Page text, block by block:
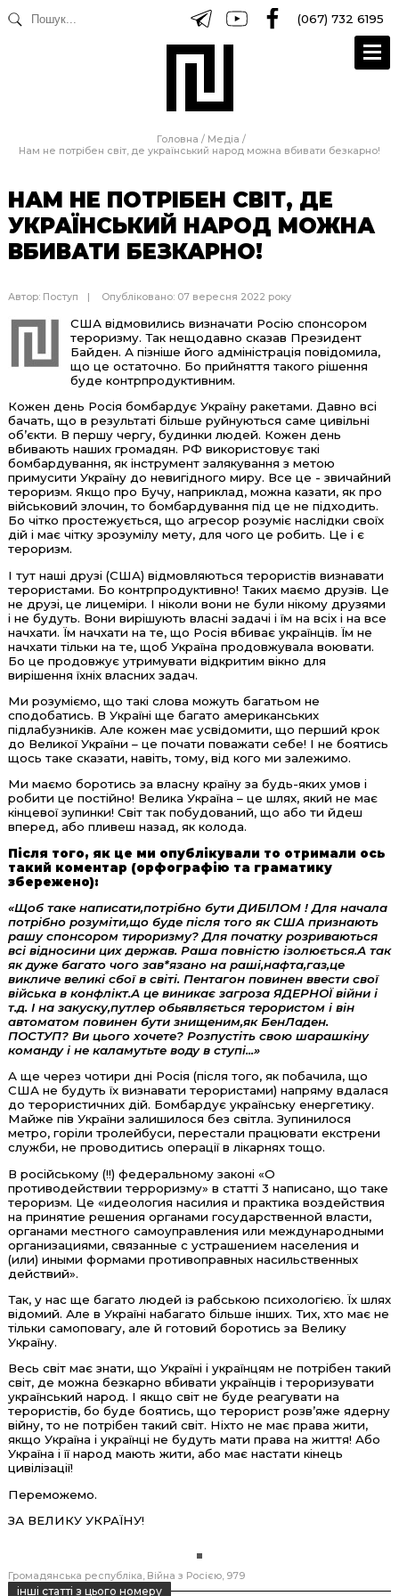
(067) 732 6195
Головна / Медіа /
Нам не потрібен світ, де український народ можна вбивати безкарно!
НАМ НЕ ПОТРІБЕН СВІТ, ДЕ
УКРАЇНСЬКИЙ НАРОД МОЖНА
ВБИВАТИ БЕЗКАРНО!
Автор: Поступ Опубліковано: 07 вересня 2022 року
США відмовились визначати Росію спонсором
тероризму. Так нещодавно сказав Президент
Байден. А пізніше його адміністрація повідомила,
що це остаточно. Бо прийняття такого рішення
буде контрпродуктивним.
Кожен день Росія бомбардує Україну ракетами. Давно всі
бачать, що в результаті більше руйнуються саме цивільні
об’єкти. В першу чергу, будинки людей. Кожен день
вбивають наших громадян. РФ використовує такі
бомбардування, як інструмент залякування з метою
примусити Україну до невигідного миру. Все це - звичайний
тероризм. Якщо про Бучу, наприклад, можна казати, як про
військовий злочин, то бомбардування під це не підходить.
Бо чітко простежується, що агресор розуміє наслідки своїх
дій і має чітку зрозумілу мету, для чого це робить. Це і є
тероризм.
І тут наші друзі (США) відмовляються терористів визнавати
терористами. Бо контрпродуктивно! Таких маємо друзів. Це
не друзі, це лицеміри. І ніколи вони не були нікому друзями
і не будуть. Вони вирішують власні задачі і їм на всіх і на все
начхати. Їм начхати на те, що Росія вбиває українців. Їм не
начхати тільки на те, щоб Україна продовжувала воювати.
Бо це продовжує утримувати відкритим вікно для
вирішення їхніх власних задач.
Ми розуміємо, що такі слова можуть багатьом не
сподобатись. В Україні ще багато американських
підлабузників. Але кожен має усвідомити, що перший крок
до Великої України – це почати поважати себе! І не боятись
щось таке сказати, навіть, тому, від кого ми залежимо.
Ми маємо боротись за власну країну за будь-яких умов і
робити це постійно! Велика Україна – це шлях, який не має
кінцевої зупинки! Світ так побудований, що або ти йдеш
вперед, або пливеш назад, як колода.
Після того, як це ми опублікували то отримали ось
такий коментар (орфографію та граматику
збережено):
«Щоб таке написати,потрібно бути ДИБІЛОМ ! Для начала
потрібно розуміти,що буде після того як США признають
рашу спонсором тироризму? Для початку розриваються
всі відносини цих держав. Раша повністю ізолюється.А так
як дуже багато чого зав*язано на раші,нафта,газ,це
викличе великі сбої в світі. Пентагон повинен ввести свої
війська в конфлікт.А це виникає загроза ЯДЕРНОЇ війни і
т.д. І на закуску,путлер обьявляється терористом і він
автоматом повинен бути знищеним,як БенЛаден.
ПОСТУП? Ви цього хочете? Розпустіть свою шарашкіну
команду і не каламутьте воду в ступі...»
А ще через чотири дні Росія (після того, як побачила, що
США не будуть їх визнавати терористами) напряму вдалася
до терористичних дій. Бомбардує українську енергетику.
Майже пів України залишилося без світла. Зупинилося
метро, горіли тролейбуси, перестали працювати екстрени
служби, не проводитись операції в лікарнях тощо.
В російському (!!) федеральному законі «О
противодействии терроризму» в статті 3 написано, що таке
тероризм. Це «идеология насилия и практика воздействия
на принятие решения органами государственной власти,
органами местного самоуправления или международными
организациями, связанные с устрашением населения и
(или) иными формами противоправных насильственных
действий».
Так, у нас ще багато людей із рабською психологією. Їх шлях
відомий. Але в Україні набагато більше інших. Тих, хто має не
тільки самоповагу, але й готовий боротись за Велику
Україну.
Весь світ має знати, що Україні і українцям не потрібен такий
світ, де можна безкарно вбивати українців і тероризувати
український народ. І якщо світ не буде реагувати на
терористів, бо буде боятись, що терорист розв’яже ядерну
війну, то не потрібен такий світ. Ніхто не має права жити,
якщо Україна і українці не будуть мати права на життя! Або
Україна і її народ мають жити, або має настати кінець
цивілізації!
Переможемо.
ЗА ВЕЛИКУ УКРАЇНУ!
Громадянська республіка Війна з Росією 979
інші статті з цього номеру